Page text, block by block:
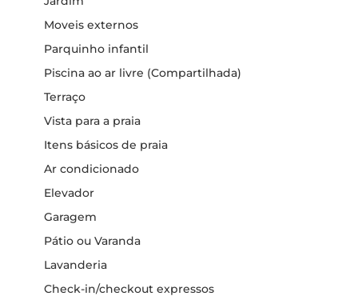
Moveis externos
Parquinho infantil
Piscina ao ar livre (Compartilhada)
Terraço
Vista para a praia
Itens básicos de praia
Ar condicionado
Elevador
Garagem
Pátio ou Varanda
Lavanderia
Check-in/checkout expressos